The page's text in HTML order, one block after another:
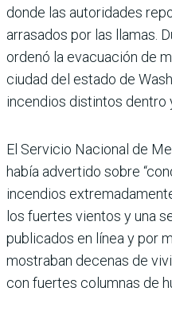
donde las autoridades
arrasados por las llamas.
ordenó la evacuación de
ciudad del estado de
incendios distintos dentro
El Servicio Nacional de
había advertido sobre
incendios
los fuertes vientos y una
publicados en línea y por
mostraban decenas de
con fuertes columnas de